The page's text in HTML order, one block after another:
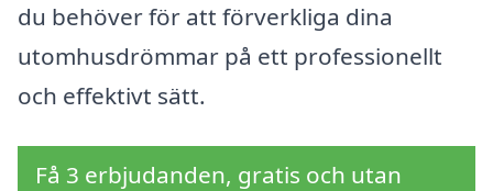
du behöver för att förverkliga dina
utomhusdrömmar på ett professionellt
och effektivt sätt.
Få 3 erbjudanden, gratis och utan